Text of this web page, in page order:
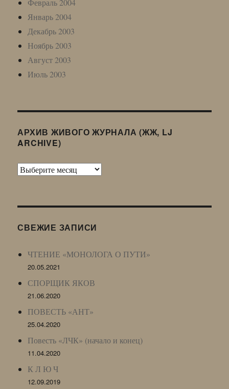
Февраль 2004
Январь 2004
Декабрь 2003
Ноябрь 2003
Август 2003
Июль 2003
АРХИВ ЖИВОГО ЖУРНАЛА (ЖЖ, LJ
ARCHIVE)
Архив
LJ
СВЕЖИЕ ЗАПИСИ
ЧТЕНИЕ «МОНОЛОГА О ПУТИ»
20.05.2021
СПОРЩИК ЯКОВ
21.06.2020
ПОВЕСТЬ «АНТ»
25.04.2020
Повесть «ЛЧК» (начало и конец)
11.04.2020
К Л Ю Ч
12.09.2019